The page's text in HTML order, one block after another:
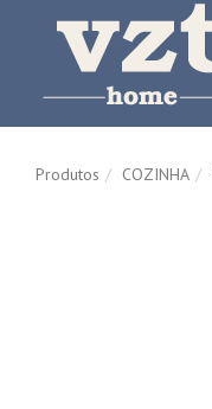
Produtos COZINHA